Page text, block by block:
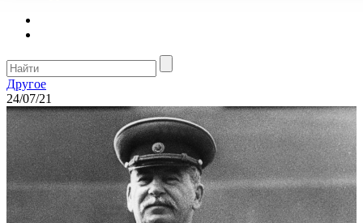
Другое
24/07/21